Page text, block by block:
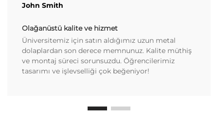
John Smith
Olağanüstü kalite ve hizmet
Üniversitemiz için satın aldığımız uzun metal
dolaplardan son derece memnunuz. Kalite müthiş
ve montaj süreci sorunsuzdu. Öğrencilerimiz
tasarımı ve işlevselliği çok beğeniyor!